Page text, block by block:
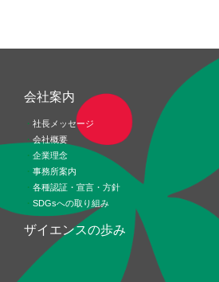
会社案内
社長メッセージ
会社概要
企業理念
事務所案内
各種認証・宣言・方針
SDGsへの取り組み
ザイエンスの歩み